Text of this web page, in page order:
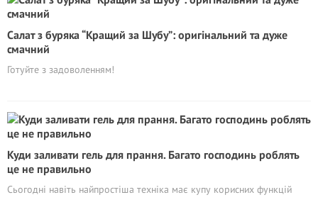
Салат з буряка “Кращий за Шубу”: оригінальний та дуже
смачний
Готуйте з задоволенням!
Куди заливати гель для прання. Багато господинь роблять
це не правильно
Сьогодні навіть найпростіша техніка має купу корисних функцій